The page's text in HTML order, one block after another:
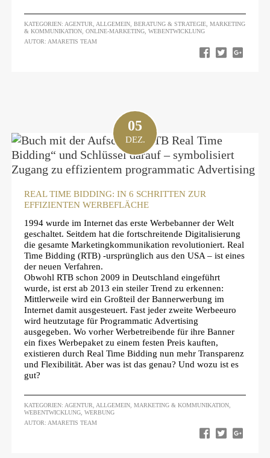
KATEGORIEN: AGENTUR ALLGEMEIN, BERATUNG & STRATEGIE, MARKETING
& KOMMUNIKATION, ONLINE-MARKETING, WEBENTWICKLUNG
AUTOR: AMARETIS TEAM
05
DEZ.
REAL TIME BIDDING: IN 6 SCHRITTEN ZUR
EFFIZIENTEN WERBEFLÄCHE
1994 wurde im Internet das erste Werbebanner der Welt
geschaltet. Seitdem hat die fortschreitende Digitalisierung
die gesamte Marketingkommunikation revolutioniert. Real
Time Bidding (RTB) -ursprünglich aus den USA – ist eines
der neuen Verfahren.
Obwohl RTB schon 2009 in Deutschland eingeführt
wurde, ist erst ab 2013 ein steiler Trend zu erkennen:
Mittlerweile wird ein Großteil der Bannerwerbung im
Internet damit ausgesteuert. Fast jeder zweite Werbeeuro
wird heutzutage für Programmatic Advertising
ausgegeben. Wo vorher Werbetreibende für ihre Banner
ein fixes Werbepaket zu einem festen Preis kauften,
existieren durch Real Time Bidding nun mehr Transparenz
und Flexibilität. Aber was ist das genau? Und wozu ist es
gut?
KATEGORIEN: AGENTUR ALLGEMEIN, MARKETING & KOMMUNIKATION,
WEBENTWICKLUNG, WERBUNG
AUTOR: AMARETIS TEAM